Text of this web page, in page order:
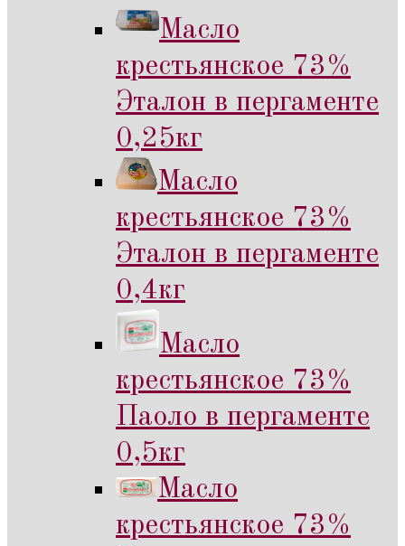
Масло
крестьянское 73%
Эталон в пергаменте
0,25кг
Масло
крестьянское 73%
Эталон в пергаменте
0,4кг
Масло
крестьянское 73%
Паоло в пергаменте
0,5кг
Масло
крестьянское 73%